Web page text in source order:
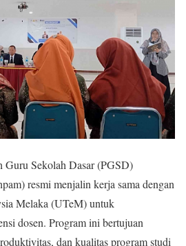
Guru Sekolah Dasar (PGSD)
resmi menjalin kerja sama dengan
Melaka (UTeM) untuk
dosen. Program ini bertujuan
dan kualitas program studi